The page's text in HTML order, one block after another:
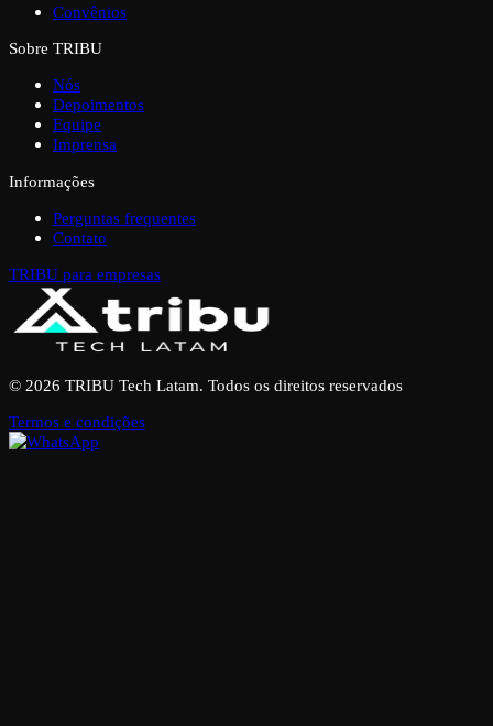
Convênios
Sobre TRIBU
Nós
Depoimentos
Equipe
Imprensa
Informações
Perguntas frequentes
Contato
TRIBU para empresas
© 2026 TRIBU Tech Latam. Todos os direitos reservados
Termos e condições